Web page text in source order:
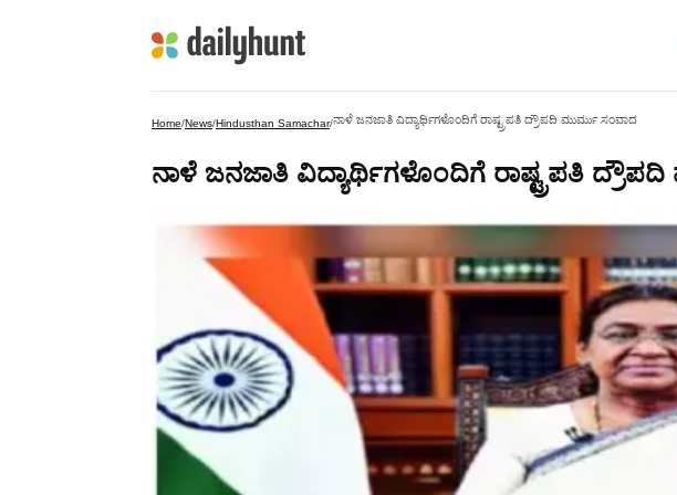
Home/News/Hindusthan Samachar/ನಾಳೆ ಜನಜಾತಿ ವಿದ್ಯಾರ್ಥಿಗಳೊಂದಿಗೆ ರಾಷ್ಟ್ರಪತಿ ದ್ರೌಪದಿ ಮುರ್ಮು ಸಂವಾದ
ನಾಳೆ ಜನಜಾತಿ ವಿದ್ಯಾರ್ಥಿಗಳೊಂದಿಗೆ ರಾಷ್ಟ್ರಪತಿ